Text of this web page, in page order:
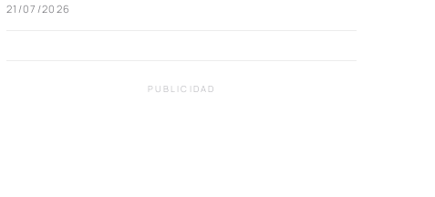
21/07/2026
PUBLICIDAD